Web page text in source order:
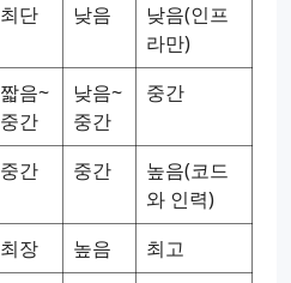
최단 낮음
낮음(인프
라만)
짧음~
중간
낮음~
중간
중간
중간 중간
높음(코드
와 인력)
최장 높음
최고